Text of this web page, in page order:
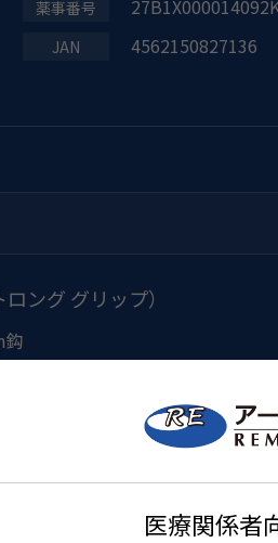
医療関係者
4562150827136
ング グリップ）